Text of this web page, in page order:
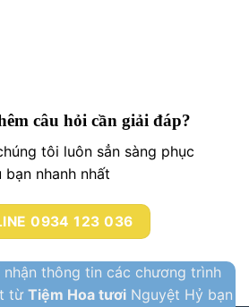
câu hỏi cần giải đáp?
tôi luôn sẳn sàng phục
bạn nhanh nhất
0934 123 036
nhận thông tin các chương trình
từ Tiệm Hoa tươi Nguyệt Hỷ bạn